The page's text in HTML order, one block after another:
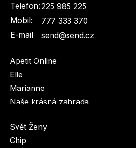
Telefon:225 985 225
Mobil:
777 333 370
E-mail:
send@send.cz
Apetit Online
Elle
Marianne
Naše krásná zahrada
Svět Ženy
Chip